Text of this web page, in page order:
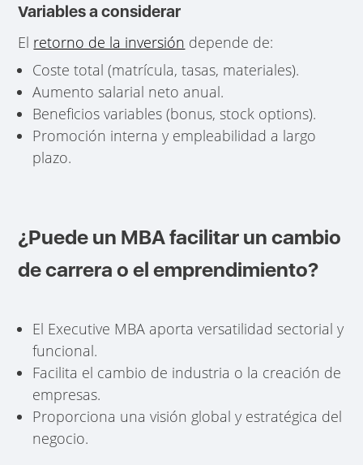
Variables a considerar
El retorno de la inversión depende de:
Coste total (matrícula, tasas, materiales).
Aumento salarial neto anual.
Beneficios variables (bonus, stock options).
Promoción interna y empleabilidad a largo
plazo.
¿Puede un MBA facilitar un cambio
de carrera o el emprendimiento?
El Executive MBA aporta versatilidad sectorial y
funcional.
Facilita el cambio de industria o la creación de
empresas.
Proporciona una visión global y estratégica del
negocio.